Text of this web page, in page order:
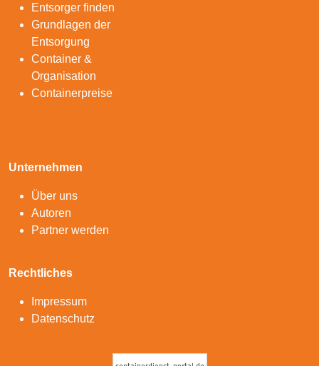
Entsorger finden
Grundlagen der
Entsorgung
Container &
Organisation
Containerpreise
Unternehmen
Über uns
Autoren
Partner werden
Rechtliches
Impressum
Datenschutz